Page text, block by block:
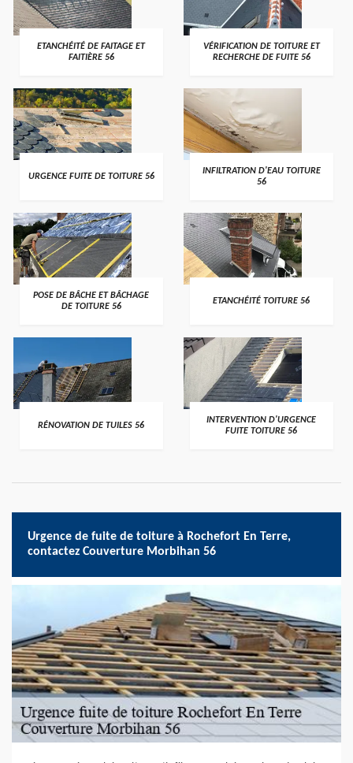
>
ETANCHÉITÉ DE FAITAGE ET
FAITIÈRE 56
>
VÉRIFICATION DE TOITURE ET
RECHERCHE DE FUITE 56
>
URGENCE FUITE DE TOITURE 56 >
INFILTRATION D'EAU TOITURE
56
>
POSE DE BÂCHE ET BÂCHAGE
DE TOITURE 56
>
ETANCHÉITÉ TOITURE 56
>
RÉNOVATION DE TUILES 56 >
INTERVENTION D'URGENCE
FUITE TOITURE 56
Urgence de fuite de toiture à Rochefort En Terre,
contactez Couverture Morbihan 56